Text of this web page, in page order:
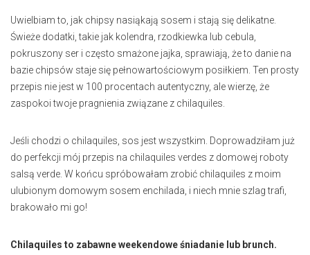
Uwielbiam to, jak chipsy nasiąkają sosem i stają się delikatne.
Świeże dodatki, takie jak kolendra, rzodkiewka lub cebula,
pokruszony ser i często smażone jajka, sprawiają, że to danie na
bazie chipsów staje się pełnowartościowym posiłkiem. Ten prosty
przepis nie jest w 100 procentach autentyczny, ale wierzę, że
zaspokoi twoje pragnienia związane z chilaquiles.
Jeśli chodzi o chilaquiles, sos jest wszystkim. Doprowadziłam już
do perfekcji mój przepis na chilaquiles verdes z domowej roboty
salsą verde. W końcu spróbowałam zrobić chilaquiles z moim
ulubionym domowym sosem enchilada, i niech mnie szlag trafi,
brakowało mi go!
Chilaquiles to zabawne weekendowe śniadanie lub brunch.